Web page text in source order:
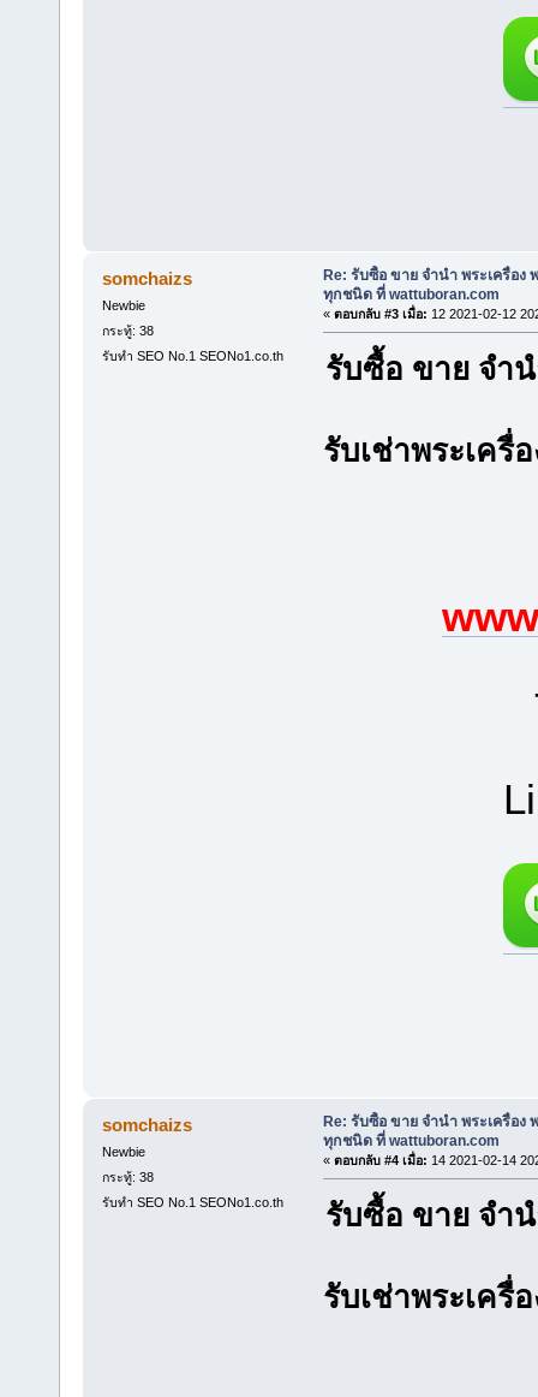
somchaizs
Newbie
กระทู้: 38
รับทำ SEO No.1 SEONo1.co.th
Re: รับซื้อ ขาย จำนำ พระเครื่อง
ทุกชนิด ที่ wattuboran.com
« ตอบกลับ #3 เมื่อ: 12 2021-02-12
รับซื้อ ขาย จำ
รับเช่าพระเครื่
somchaizs
Newbie
กระทู้: 38
รับทำ SEO No.1 SEONo1.co.th
Re: รับซื้อ ขาย จำนำ พระเครื่อง
ทุกชนิด ที่ wattuboran.com
« ตอบกลับ #4 เมื่อ: 14 2021-02-14
รับซื้อ ขาย จำ
รับเช่าพระเครื่